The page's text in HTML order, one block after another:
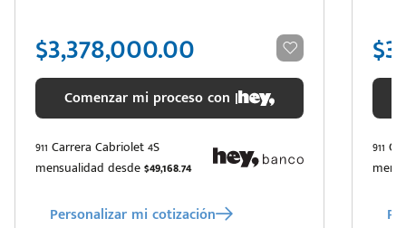
$3,378,000.00
Comenzar mi proceso con |
911 Carrera Cabriolet 4S
mensualidad desde$49,168.74
Personalizar mi cotización
911